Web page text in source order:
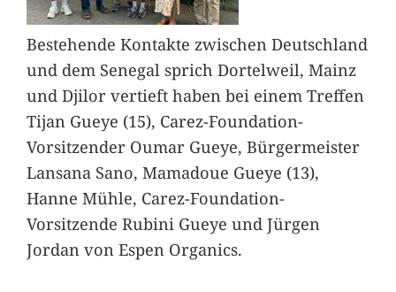
Bestehende Kontakte zwischen Deutschland
und dem Senegal sprich Dortelweil, Mainz
und Djilor vertieft haben bei einem Treffen
Tijan Gueye (15), Carez-Foundation-
Vorsitzender Oumar Gueye, Bürgermeister
Lansana Sano, Mamadoue Gueye (13),
Hanne Mühle, Carez-Foundation-
Vorsitzende Rubini Gueye und Jürgen
Jordan von Espen Organics.